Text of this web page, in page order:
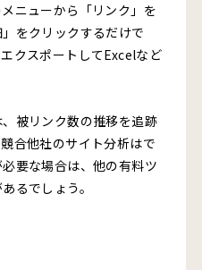
ニューから「リンク」を
をクリックするだけで
クスポートしてExcelなど
被リンク数の推移を追跡
合他社のサイト分析はで
要な場合は、他の有料ツ
るでしょう。